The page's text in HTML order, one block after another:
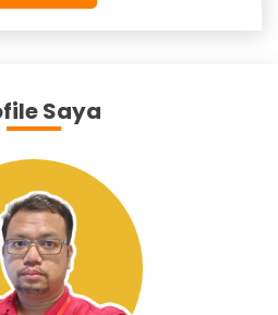
Saya